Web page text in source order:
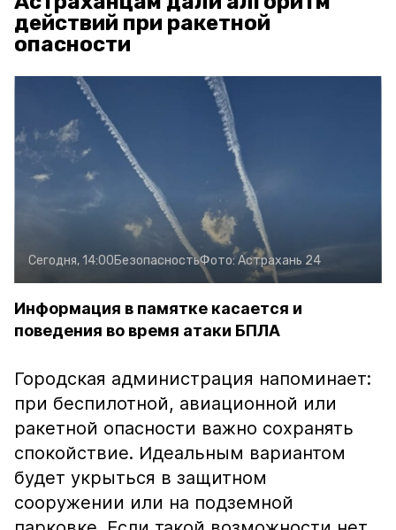
действий при ракетной
опасности
Сегодня, 14:00БезопасностьФото:Астрахань 24
Информация в памятке касается и
поведения во время атаки БПЛА
Городская администрация напоминает:
при беспилотной, авиационной или
ракетной опасности важно сохранять
спокойствие. Идеальным вариантом
будет укрыться в защитном
сооружении или на подземной